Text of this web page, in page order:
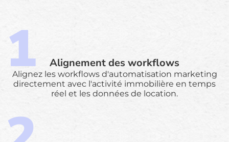
Alignement des workflows
Alignez les workflows d'automatisation marketing
directement avec l'activité immobilière en temps
réel et les données de location.